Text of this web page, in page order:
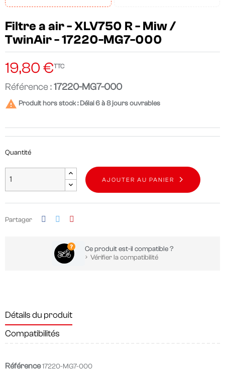
Filtre a air - XLV750 R - Miw /
TwinAir - 17220-MG7-000
19,80 €TTC
Référence :17220-MG7-000
 Produit hors stock : Délai 6 à 8 jours ouvrables
Quantité
AJOUTER AU PANIER
Partager
Ce produit est-il compatible ?
Vérifier la compatibilité
Détails du produit
Compatibilités
Référence17220-MG7-000